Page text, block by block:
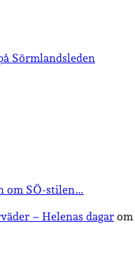
Sörmlandsleden
om SÖ-stilen…
– Helenas dagar om